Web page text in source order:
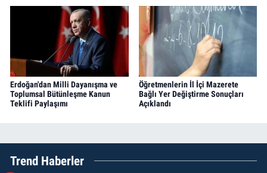
Erdoğan'dan Milli Dayanışma ve
Toplumsal Bütünleşme Kanun
Teklifi Paylaşımı
Öğretmenlerin İl İçi Mazerete
Bağlı Yer Değiştirme Sonuçları
Açıklandı
Trend Haberler